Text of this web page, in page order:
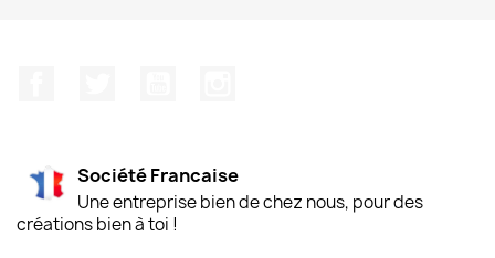
Société Francaise
Une entreprise bien de chez nous, pour des
créations bien à toi !